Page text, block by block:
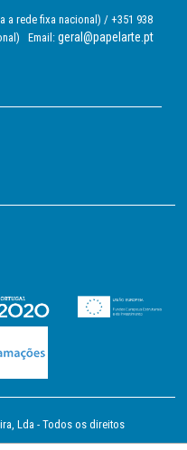
a rede fixa nacional) / +351 938
Email: geral@papelarte.pt
Lda - Todos os direitos